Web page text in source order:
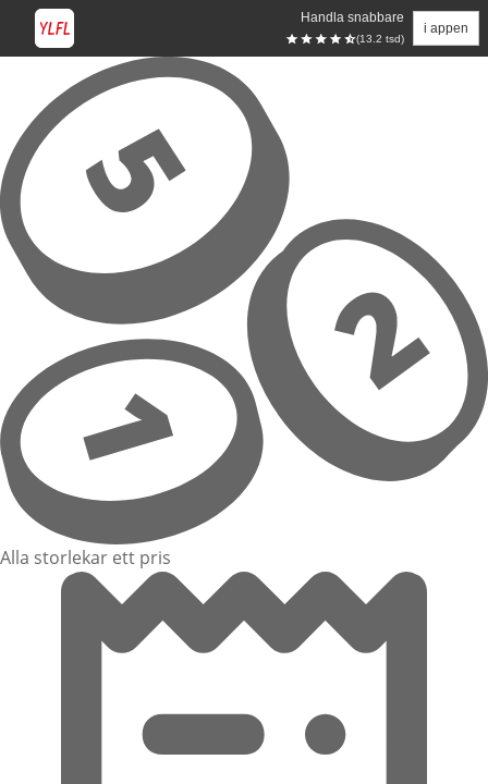
Handla snabbare
(13.2 tsd)
i appen
Hoppa till huvudinnehåll
Alla storlekar ett pris